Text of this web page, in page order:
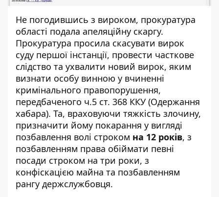
Не погодившись з вироком, прокуратура
області подала апеляційну скаргу.
Прокуратура просила скасувати вирок
суду першої інстанції, провести часткове
слідство та ухвалити новий вирок, яким
визнати особу винною у вчиненні
кримінального правопорушення,
передбаченого ч.5 ст. 368 ККУ (Одержання
хабара). Та, враховуючи тяжкість злочину,
призначити йому покарання у вигляді
позбавлення волі строком на 12 років, з
позбавленням права обіймати певні
посади строком на три роки, з
конфіскацією майна та позбавленням
рангу держслужбовця.